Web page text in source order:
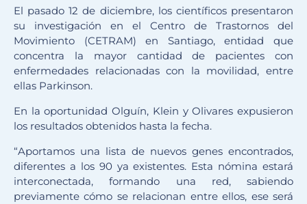
El pasado 12 de diciembre, los científicos presentaron
su investigación en el Centro de Trastornos del
Movimiento (CETRAM) en Santiago, entidad que
concentra la mayor cantidad de pacientes con
enfermedades relacionadas con la movilidad, entre
ellas Parkinson.
En la oportunidad Olguín, Klein y Olivares expusieron
los resultados obtenidos hasta la fecha.
“Aportamos una lista de nuevos genes encontrados,
diferentes a los 90 ya existentes. Esta nómina estará
interconectada, formando una red, sabiendo
previamente cómo se relacionan entre ellos, ese será